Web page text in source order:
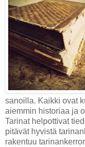
sanoilla. Kaikki ovat
aiemmin historiaa ja
Tarinat helpottivat
pitävät hyvistä
rakentuu